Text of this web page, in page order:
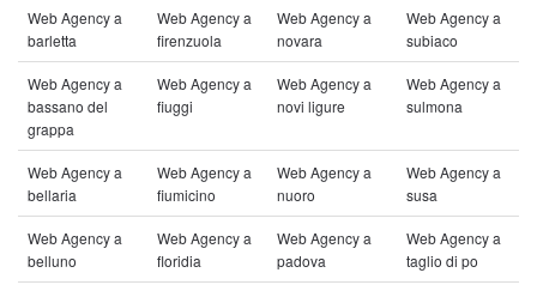
Web Agency a
barletta
Web Agency a
firenzuola
Web Agency a
novara
Web Agency a
subiaco
Web Agency a
bassano del
grappa
Web Agency a
fiuggi
Web Agency a
novi ligure
Web Agency a
sulmona
Web Agency a
bellaria
Web Agency a
fiumicino
Web Agency a
nuoro
Web Agency a
susa
Web Agency a
belluno
Web Agency a
floridia
Web Agency a
padova
Web Agency a
taglio di po